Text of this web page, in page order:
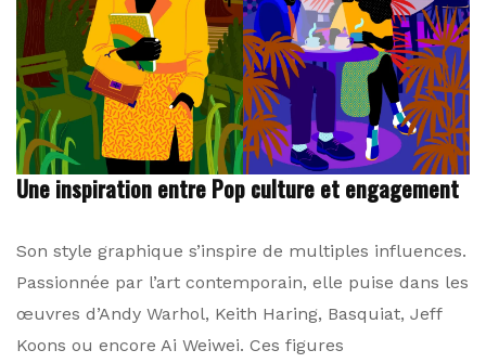
Une inspiration entre Pop culture et engagement
Son style graphique s’inspire de multiples influences.
Passionnée par l’art contemporain, elle puise dans les
œuvres d’Andy Warhol, Keith Haring, Basquiat, Jeff
Koons ou encore Ai Weiwei. Ces figures